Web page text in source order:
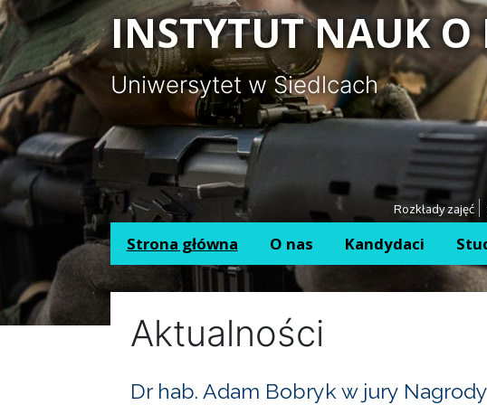
Panel zarządzania plikami cookies
INSTYTUT NAUK O
Uniwersytet w Siedlcach
Rozkłady zajęć
Strona główna O nas Kandydaci
Aktualności
Dr hab. Adam Bobryk w jury